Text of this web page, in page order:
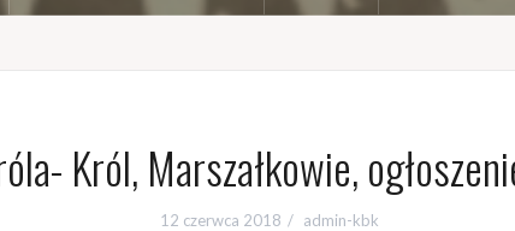
Król, Marszałkowie,
12 czerwca 2018 admin-kbk